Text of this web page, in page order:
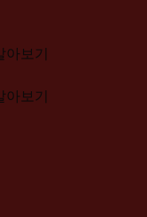
아보기
아보기